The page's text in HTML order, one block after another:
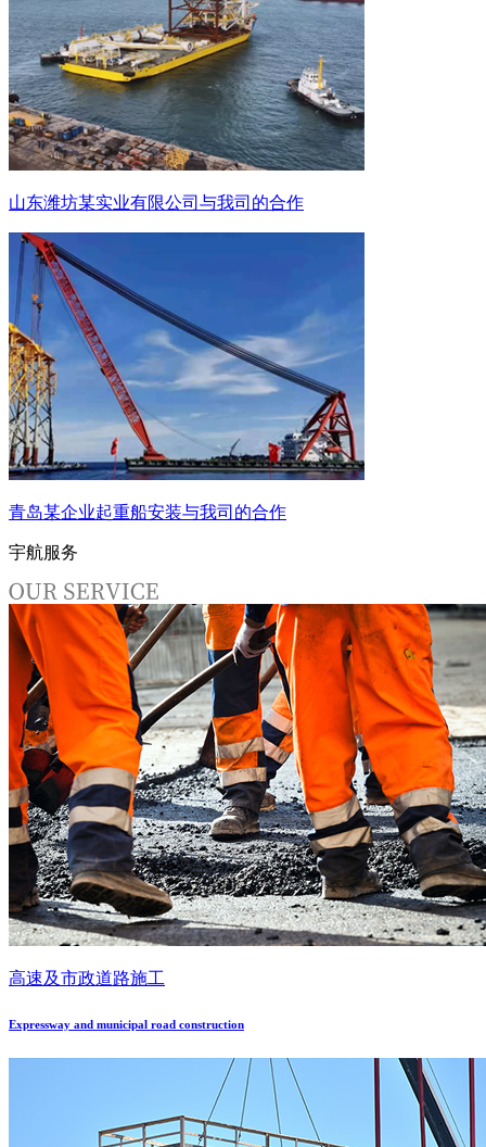
山东潍坊某实业有限公司与我司的合作
青岛某企业起重船安装与我司的合作
宇航服务
高速及市政道路施工
Expressway and municipal road construction